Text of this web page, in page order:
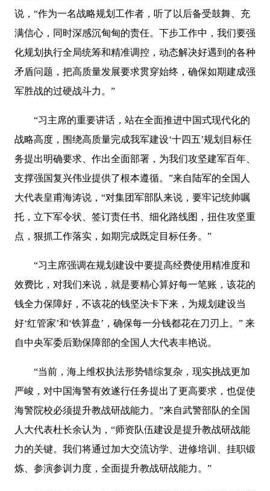
说，“作为一名战略规划工作者，听了以后备受鼓舞、充
满信心，同时深感沉甸甸的责任。下步工作中，我们要强
化规划执行全局统筹和精准调控，动态解决好遇到的各种
矛盾问题，把高质量发展要求贯穿始终，确保如期建成强
军胜战的过硬战斗力。”
“习主席的重要讲话，站在全面推进中国式现代化的
战略高度，围绕高质量完成我军建设‘十四五’规划目标任
务提出明确要求、作出全面部署，为我们攻坚建军百年、
支撑强国复兴伟业提供了根本遵循。”来自陆军的全国人
大代表皇甫海涛说，“对集团军部队来说，要牢记统帅嘱
托，立下军令状、签订责任书、细化路线图，扭住攻坚重
点，狠抓工作落实，如期完成既定目标任务。”
“习主席强调在规划建设中要提高经费使用精准度和
效费比，对我们来说，就是要精心算好每一笔账，该花的
钱全力保障好，不该花的钱坚决卡下来，为规划建设当
好‘红管家’和‘铁算盘’，确保每一分钱都花在刀刃上。” 来
自中央军委后勤保障部的全国人大代表丰艳说。
“当前，海上维权执法形势错综复杂，现实挑战更加
严峻，对中国海警有效遂行任务提出了更高要求，也促使
海警院校必须提升教战研战能力。”来自武警部队的全国
人大代表杜长余认为，“师资队伍建设是提升教战研战能
力的关键。我们将通过加大交流访学、进修培训、挂职锻
炼、参演参训力度，全面提升教战研战能力。”